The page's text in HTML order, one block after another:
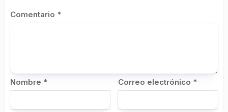
Comentario *
Nombre * Correo electrónico *